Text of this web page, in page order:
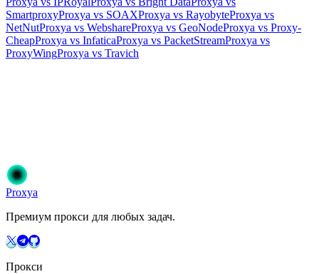
SmartproxyProxya vs SOAXProxya vs RayobyteProxya vs
NetNutProxya vs WebshareProxya vs GeoNodeProxya vs Proxy-
CheapProxya vs InfaticaProxya vs PacketStreamProxya vs
ProxyWingProxya vs Travich
Начать
Proxya
Премиум прокси для любых задач.
Прокси